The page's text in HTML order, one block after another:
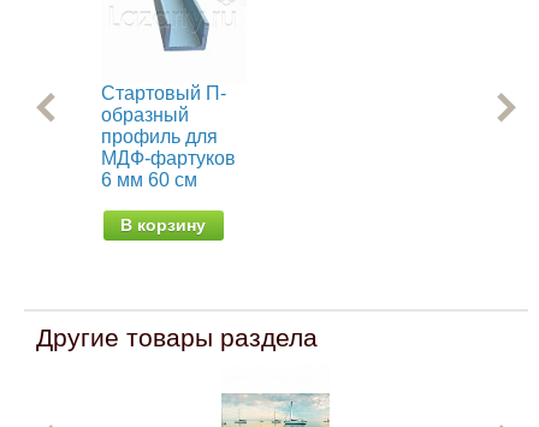
Стартовый П-
образный
профиль для
МДФ-фартуков
6 мм 60 см
В корзину
Другие товары раздела